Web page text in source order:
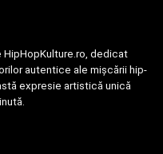
dedicat
autentice ale mișcării hip-
expresie artistică unică